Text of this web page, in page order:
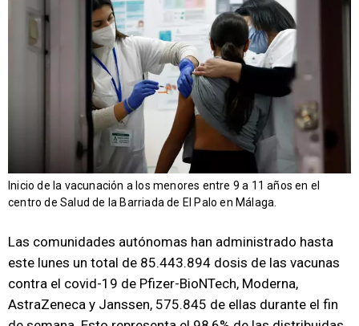
Inicio de la vacunación a los menores entre 9 a 11 años en el
centro de Salud de la Barriada de El Palo en Málaga.
Las comunidades autónomas han administrado hasta
este lunes un total de 85.443.894 dosis de las vacunas
contra el covid-19 de Pfizer-BioNTech, Moderna,
AstraZeneca y Janssen, 575.845 de ellas durante el fin